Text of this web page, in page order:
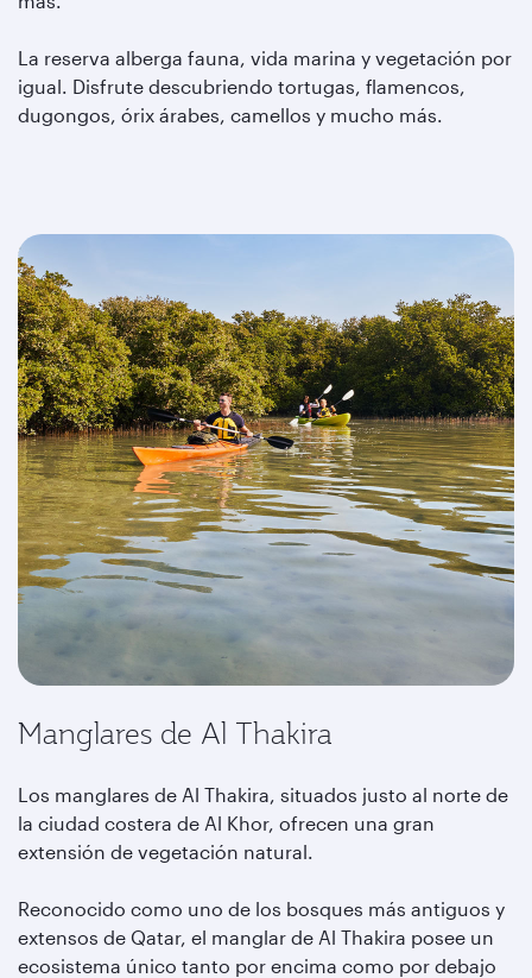
La reserva alberga fauna, vida marina y vegetación por
igual. Disfrute descubriendo tortugas, flamencos,
dugongos, órix árabes, camellos y mucho más.
Manglares de Al Thakira
Los manglares de Al Thakira, situados justo al norte de
la ciudad costera de Al Khor, ofrecen una gran
extensión de vegetación natural.
Reconocido como uno de los bosques más antiguos y
extensos de Qatar, el manglar de Al Thakira posee un
ecosistema único tanto por encima como por debajo